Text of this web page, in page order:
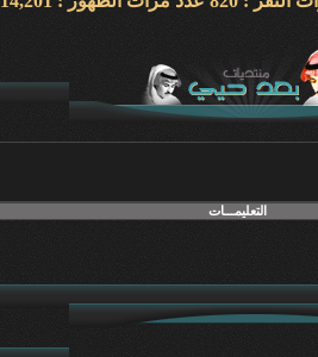
التعليمـــات